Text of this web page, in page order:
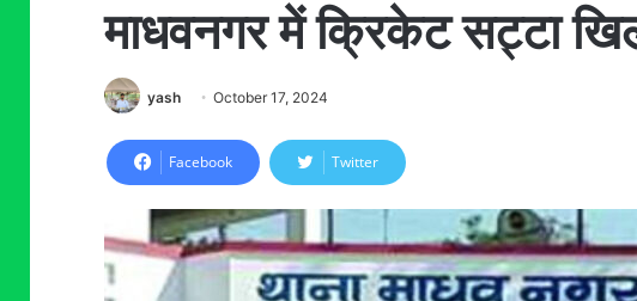
माधवनगर में क्रिकेट सट्टा
yash October 17, 2024
Facebook Twitter